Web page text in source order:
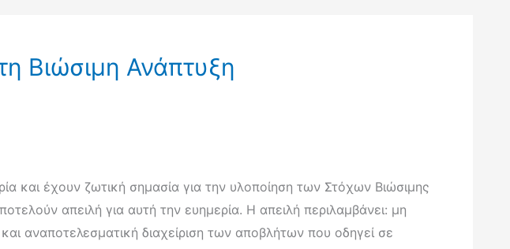
Βιώσιμη Ανάπτυξη
και έχουν ζωτική σημασία για την υλοποίηση των Στόχων Βιώσιμης
απειλή για αυτή την ευημερία. Η απειλή περιλαμβάνει: μη
αναποτελεσματική διαχείριση των αποβλήτων που οδηγεί σε